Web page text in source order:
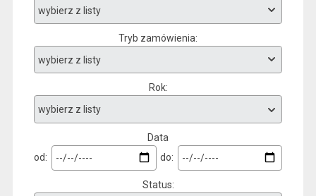
Tryb zamówienia
Rok
Data
od:
do:
Status